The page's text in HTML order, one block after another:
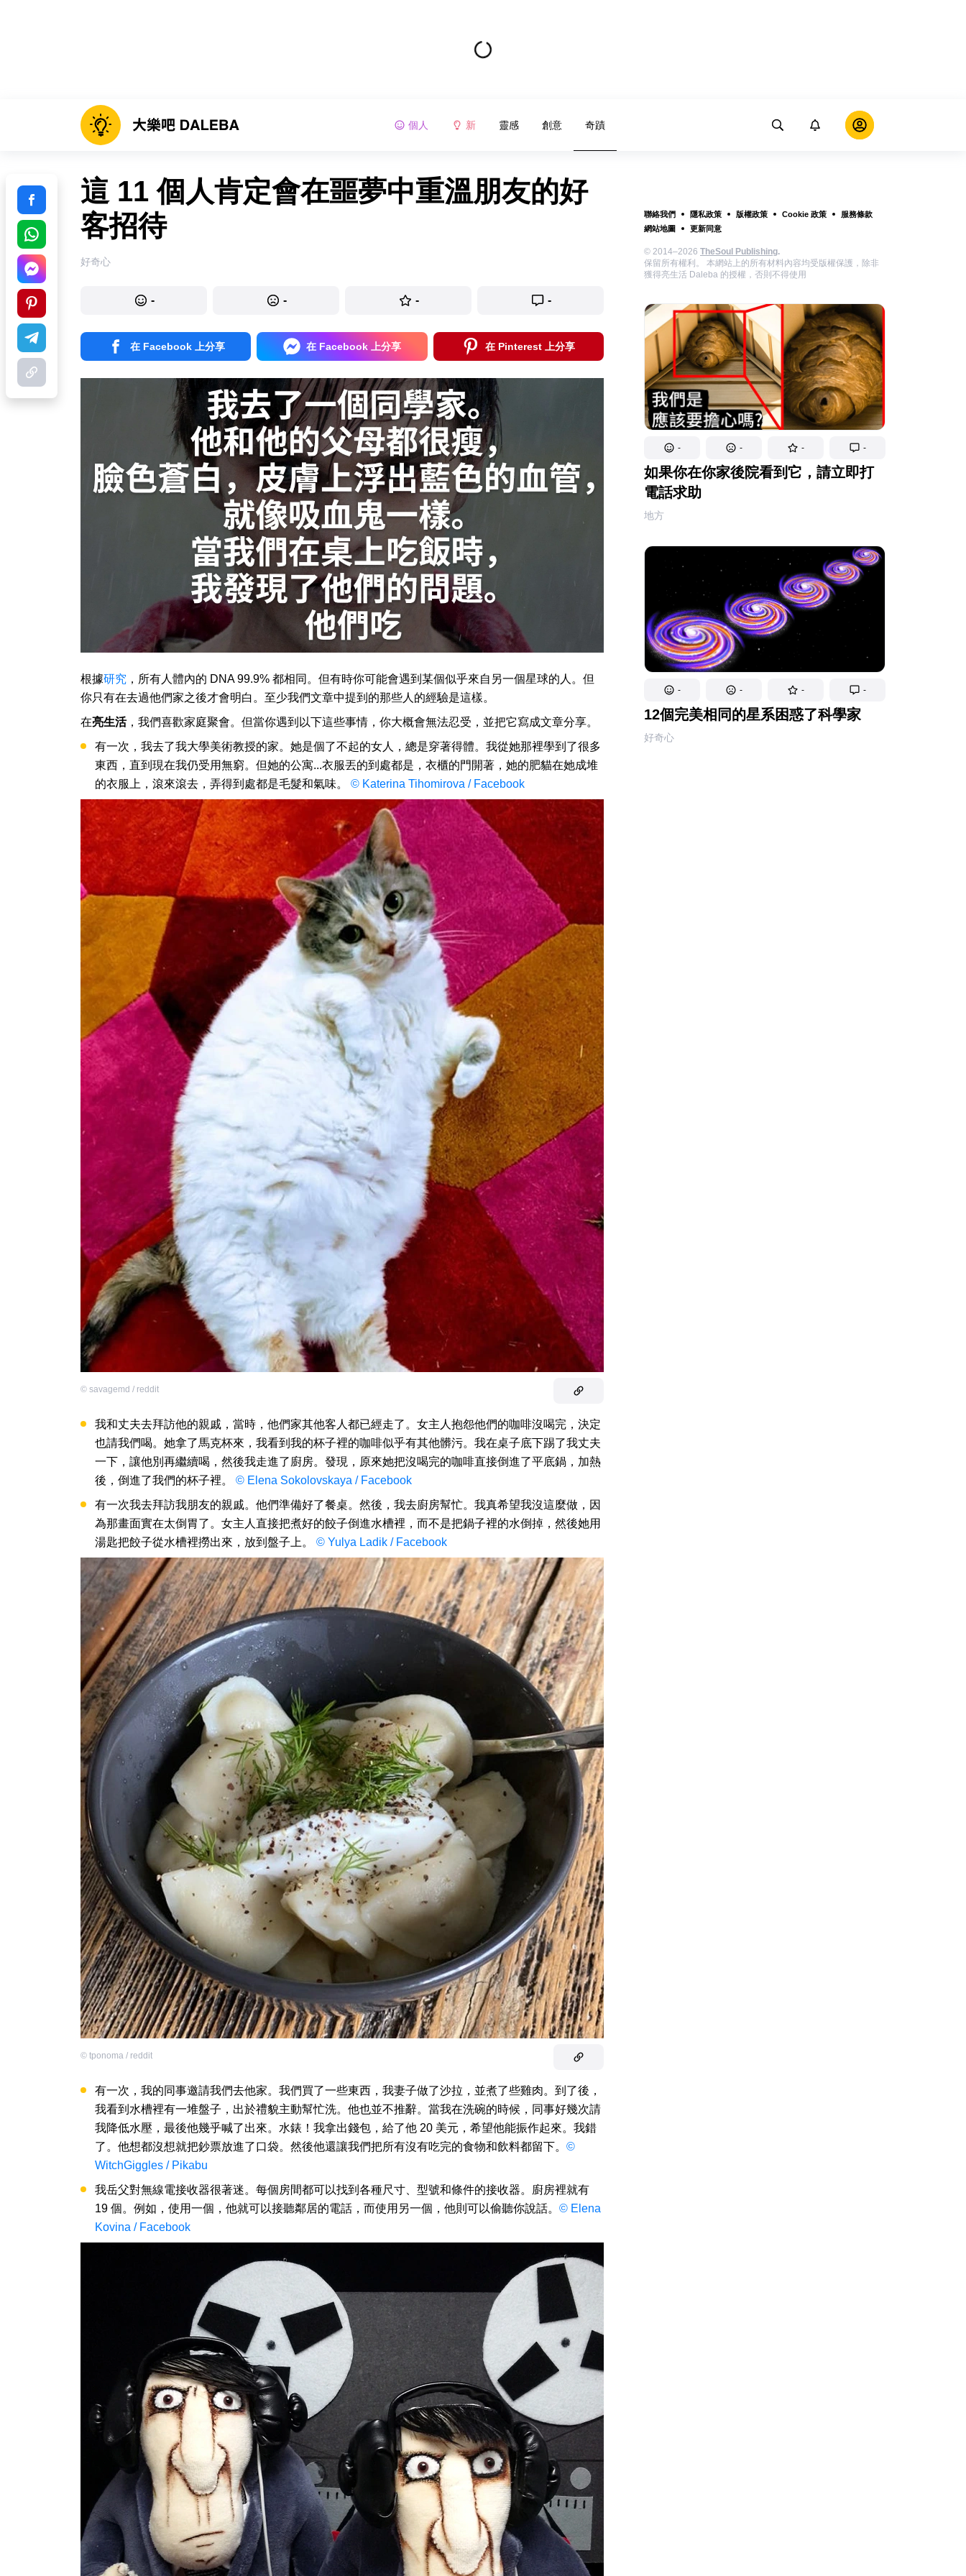
個人 新 靈感 創意 奇蹟
聯絡我們 隱私政策 版權政策 Cookie 政策
服務條款
網站地圖
更新同意
© 2014–2026 TheSoul Publishing.
保留所有權利。 本網站上的所有材料內容均受版權保護，除非
獲得亮生活 Daleba 的授權，否則不得使用
- - - -
如果你在你家後院看到它，請立即打
電話求助
地方
- - - -
12個完美相同的星系困惑了科學家
好奇心
這 11 個人肯定會在噩夢中重溫朋友的好
客招待
好奇心
- - - -
在 Facebook 上分享 在 Facebook 上分享 在 Pinterest 上分享
根據研究 ，所有人體內的 DNA 99.9% 都相同。但有時你可能會遇到某個似乎來自另一個星球的人。但
你只有在去過他們家之後才會明白。至少我們文章中提到的那些人的經驗是這樣。
在亮生活，我們喜歡家庭聚會。但當你遇到以下這些事情，你大概會無法忍受，並把它寫成文章分享。
有一次，我去了我大學美術教授的家。她是個了不起的女人，總是穿著得體。我從她那裡學到了很多
東西，直到現在我仍受用無窮。但她的公寓...衣服丟的到處都是，衣櫃的門開著，她的肥貓在她成堆
的衣服上，滾來滾去，弄得到處都是毛髮和氣味。 © Katerina Tihomirova / Facebook
© savagemd / reddit
我和丈夫去拜訪他的親戚，當時，他們家其他客人都已經走了。女主人抱怨他們的咖啡沒喝完，決定
也請我們喝。她拿了馬克杯來，我看到我的杯子裡的咖啡似乎有其他髒污。我在桌子底下踢了我丈夫
一下，讓他別再繼續喝，然後我走進了廚房。發現，原來她把沒喝完的咖啡直接倒進了平底鍋，加熱
後，倒進了我們的杯子裡。 © Elena Sokolovskaya / Facebook
有一次我去拜訪我朋友的親戚。他們準備好了餐桌。然後，我去廚房幫忙。我真希望我沒這麼做，因
為那畫面實在太倒胃了。女主人直接把煮好的餃子倒進水槽裡，而不是把鍋子裡的水倒掉，然後她用
湯匙把餃子從水槽裡撈出來，放到盤子上。 © Yulya Ladik / Facebook
© tponoma / reddit
有一次，我的同事邀請我們去他家。我們買了一些東西，我妻子做了沙拉，並煮了些雞肉。到了後，
我看到水槽裡有一堆盤子，出於禮貌主動幫忙洗。他也並不推辭。當我在洗碗的時候，同事好幾次請
我降低水壓，最後他幾乎喊了出來。水錶！我拿出錢包，給了他 20 美元，希望他能振作起來。我錯
了。他想都沒想就把鈔票放進了口袋。然後他還讓我們把所有沒有吃完的食物和飲料都留下。 ©
WitchGiggles / Pikabu
我岳父對無線電接收器很著迷。每個房間都可以找到各種尺寸、型號和條件的接收器。廚房裡就有
19 個。例如，使用一個，他就可以接聽鄰居的電話，而使用另一個，他則可以偷聽你說話。 © Elena
Kovina / Facebook